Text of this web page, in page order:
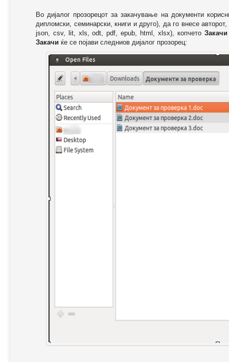
Во дијалог прозорецот за закачување на документи
дипломски, семинарски, книги и друго), да го внесе
json, csv, lit, xls, odt, pdf, epub, html, xlsx), копчето Закачи
Закачи ќе се појави следниов дијалог прозорец: